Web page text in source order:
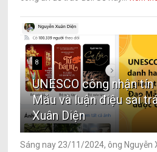
8
UNESCO công nhận
Mẫu và luận điệu sai
Xuân Diện
Sáng nay 23/11/2024, ông Nguyễn